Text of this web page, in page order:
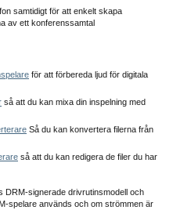
samtidigt för att enkelt skapa
av ett konferenssamtal
för att förbereda ljud för digitala
så att du kan mixa din inspelning med
Så du kan konvertera filerna från
så att du kan redigera de filer du har
DRM-signerade drivrutinsmodell och
spelare används och om strömmen är